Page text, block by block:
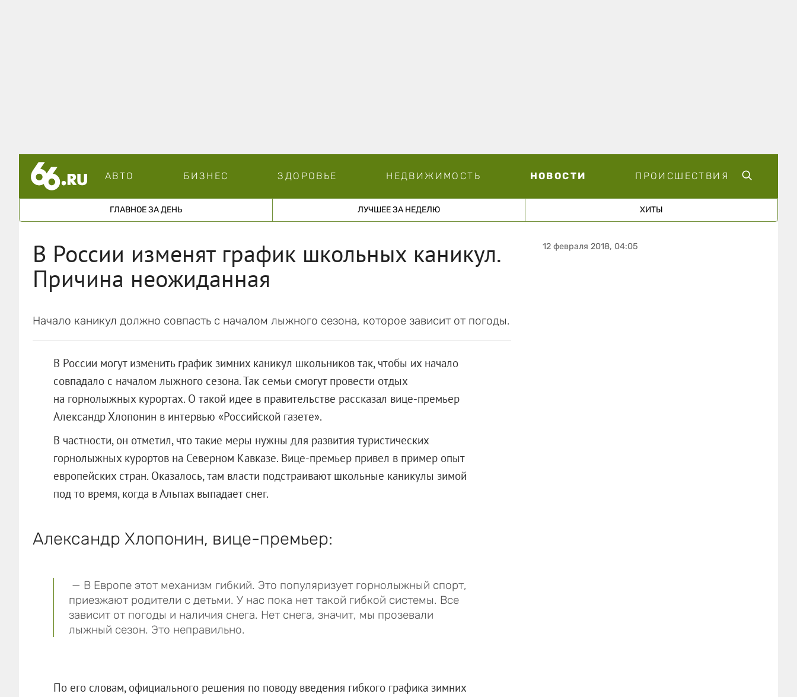
АВТО БИЗНЕС ЗДОРОВЬЕ НЕДВИЖИМОСТЬ НОВОСТИ ПРОИСШЕСТВИЯ
ГЛАВНОЕ ЗА ДЕНЬ ЛУЧШЕЕ ЗА НЕДЕЛЮ ХИТЫ
В России изменят график школьных каникул.
Причина неожиданная
Начало каникул должно совпасть с началом лыжного сезона, которое зависит от погоды.
В России могут изменить график зимних каникул школьников так, чтобы их начало
совпадало с началом лыжного сезона. Так семьи смогут провести отдых
на горнолыжных курортах. О такой идее в правительстве рассказал вице-премьер ​
Александр Хлопонин в интервью «Российской газете».
В частности, он отметил, что такие меры нужны для развития туристических
горнолыжных курортов на Северном Кавказе. Вице-премьер привел в пример опыт
европейских стран. Оказалось, там власти подстраивают школьные каникулы зимой
под то время, когда в Альпах выпадает снег.
Александр Хлопонин, вице-премьер:
— В Европе этот механизм гибкий. Это популяризует горнолыжный спорт,
приезжают родители с детьми. У нас пока нет такой гибкой системы. Все
зависит от погоды и наличия снега. Нет снега, значит, мы прозевали
лыжный сезон. Это неправильно.
По его словам, официального решения по поводу введения гибкого графика зимних
12 февраля 2018, 04:05